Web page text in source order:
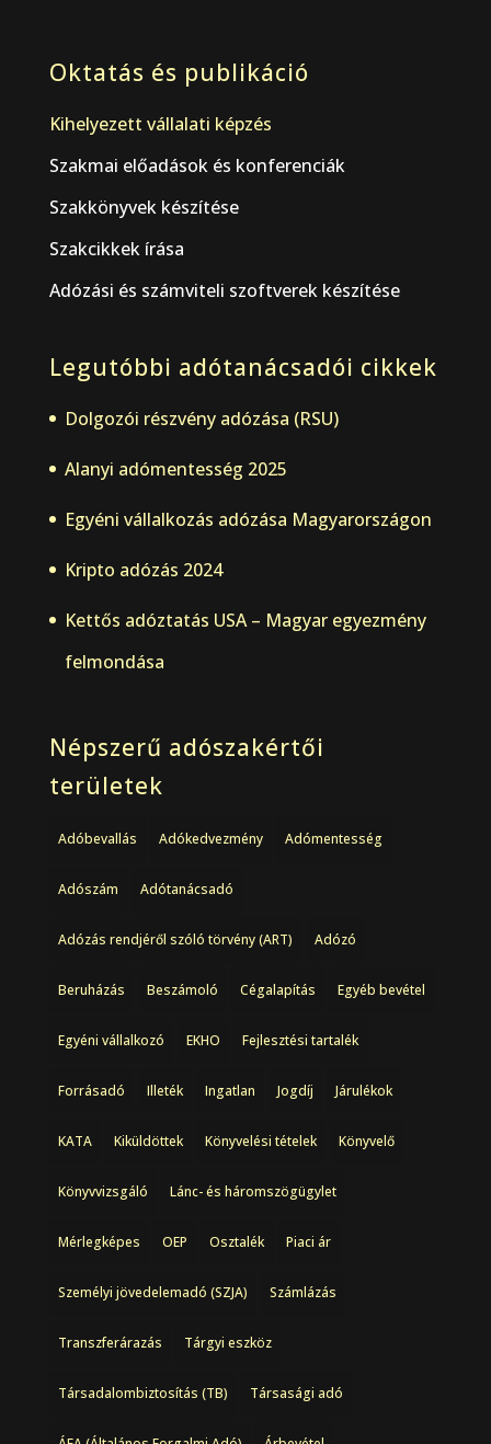
Oktatás és publikáció
Kihelyezett vállalati képzés
Szakmai előadások és konferenciák
Szakkönyvek készítése
Szakcikkek írása
Adózási és számviteli szoftverek készítése
Legutóbbi adótanácsadói cikkek
Dolgozói részvény adózása (RSU)
Alanyi adómentesség 2025
Egyéni vállalkozás adózása Magyarországon
Kripto adózás 2024
Kettős adóztatás USA – Magyar egyezmény
felmondása
Népszerű adószakértői
területek
Adóbevallás Adókedvezmény Adómentesség
Adószám Adótanácsadó
Adózás rendjéről szóló törvény (ART) Adózó
Beruházás Beszámoló Cégalapítás Egyéb bevétel
Egyéni vállalkozó EKHO Fejlesztési tartalék
Forrásadó Illeték Ingatlan Jogdíj Járulékok
KATA Kiküldöttek Könyvelési tételek Könyvelő
Könyvvizsgáló Lánc- és háromszögügylet
Mérlegképes OEP Osztalék Piaci ár
Személyi jövedelemadó (SZJA) Számlázás
Transzferárazás Tárgyi eszköz
Társadalombiztosítás (TB) Társasági adó